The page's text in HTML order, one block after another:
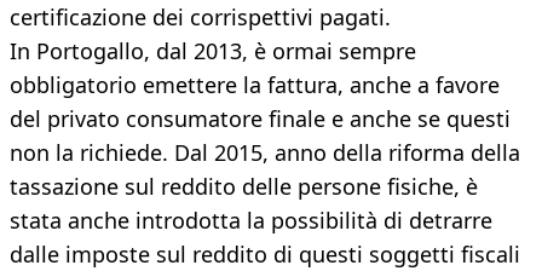
certificazione dei corrispettivi pagati.
In Portogallo, dal 2013, è ormai sempre
obbligatorio emettere la fattura, anche a favore
del privato consumatore finale e anche se questi
non la richiede. Dal 2015, anno della riforma della
tassazione sul reddito delle persone fisiche, è
stata anche introdotta la possibilità di detrarre
dalle imposte sul reddito di questi soggetti fiscali